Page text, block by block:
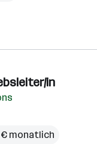
in
€ monatlich